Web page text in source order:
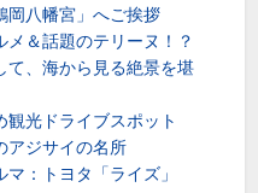
岡八幡宮」へご挨拶
＆話題のテリーヌ！？
て、海から見る絶景を堪
観光ドライブスポット
アジサイの名所
：トヨタ「ライズ」